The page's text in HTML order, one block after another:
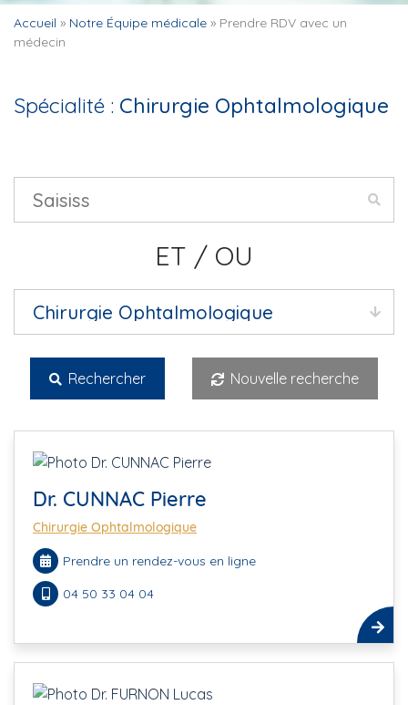
Accueil » Notre Équipe médicale » Prendre RDV avec un
médecin
Spécialité : Chirurgie Ophtalmologique
ET / OU
Rechercher Nouvelle recherche
Dr. CUNNAC Pierre
Chirurgie Ophtalmologique
Prendre un rendez-vous en ligne
04 50 33 04 04